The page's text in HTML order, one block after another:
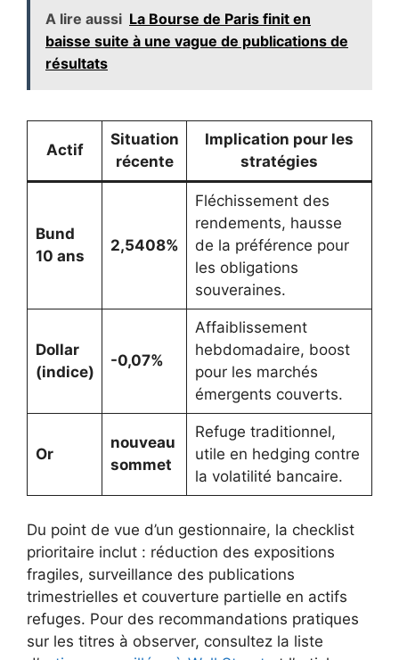
A lire aussi La Bourse de Paris finit en
baisse suite à une vague de publications de
résultats
Actif
Situation
récente
Implication pour les
stratégies
Bund
10 ans
2,5408%
Fléchissement des
rendements, hausse
de la préférence pour
les obligations
souveraines.
Dollar
(indice)
-0,07%
Affaiblissement
hebdomadaire, boost
pour les marchés
émergents couverts.
Or
nouveau
sommet
Refuge traditionnel,
utile en hedging contre
la volatilité bancaire.
Du point de vue d’un gestionnaire, la checklist
prioritaire inclut : réduction des expositions
fragiles, surveillance des publications
trimestrielles et couverture partielle en actifs
refuges. Pour des recommandations pratiques
sur les titres à observer, consultez la liste